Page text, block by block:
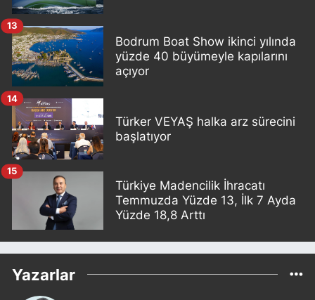
Bodrum Boat Show ikinci yılında
yüzde 40 büyümeyle kapılarını
açıyor
13
Türker VEYAŞ halka arz sürecini
başlatıyor
14
Türkiye Madencilik İhracatı
Temmuzda Yüzde 13, İlk 7 Ayda
Yüzde 18,8 Arttı
15
Yazarlar